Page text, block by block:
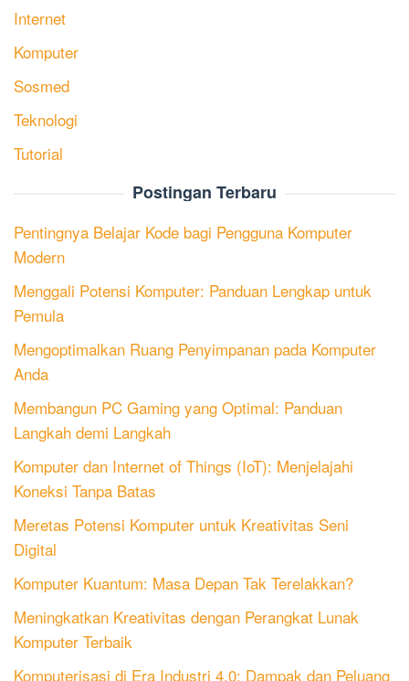
Internet
Komputer
Sosmed
Teknologi
Tutorial
Postingan Terbaru
Pentingnya Belajar Kode bagi Pengguna Komputer
Modern
Menggali Potensi Komputer: Panduan Lengkap untuk
Pemula
Mengoptimalkan Ruang Penyimpanan pada Komputer
Anda
Membangun PC Gaming yang Optimal: Panduan
Langkah demi Langkah
Komputer dan Internet of Things (IoT): Menjelajahi
Koneksi Tanpa Batas
Meretas Potensi Komputer untuk Kreativitas Seni
Digital
Komputer Kuantum: Masa Depan Tak Terelakkan?
Meningkatkan Kreativitas dengan Perangkat Lunak
Komputer Terbaik
Komputerisasi di Era Industri 4.0: Dampak dan Peluang